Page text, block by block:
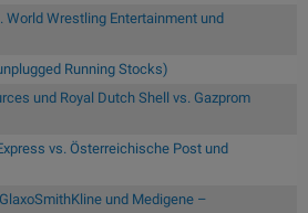
World Wrestling Entertainment und
Running Stocks)
und Royal Dutch Shell vs. Gazprom
vs. Österreichische Post und
und Medigene –